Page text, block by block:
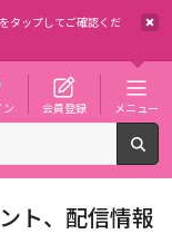
タップしてご確認くだ
ン 会員登録 メニュー
ト、配信情報